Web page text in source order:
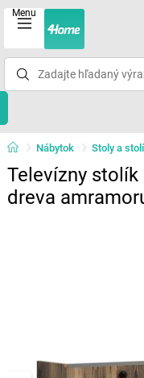
Menu
Nábytok Stoly a
Televízny
dreva